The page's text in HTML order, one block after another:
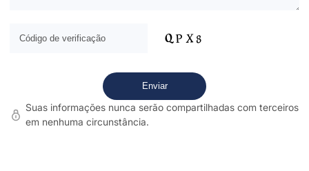
Suas informações nunca serão compartilhadas com terceiros
em nenhuma circunstância.